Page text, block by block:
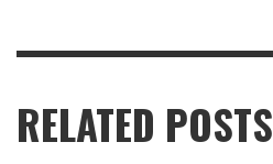
RELATED POSTS